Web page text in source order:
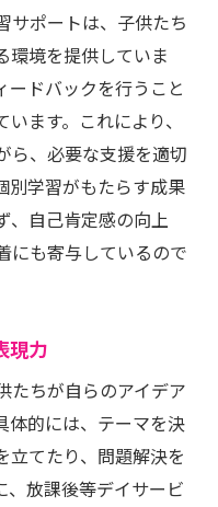
サポートは、子供たち
環境を提供していま
ードバックを行うこと
ます。これにより、
ら、必要な支援を適切
別学習がもたらす成果
、自己肯定感の向上
にも寄与しているので
現力
たちが自らのアイデア
体的には、テーマを決
立てたり、問題解決を
、放課後等デイサービ